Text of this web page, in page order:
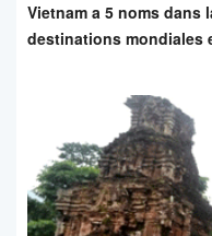
Vietnam a 5 noms dans
destinations mondiales